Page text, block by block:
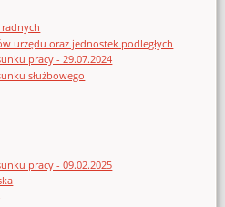
urzędu oraz jednostek podległych
pracy - 29.07.2024
służbowego
pracy - 09.02.2025